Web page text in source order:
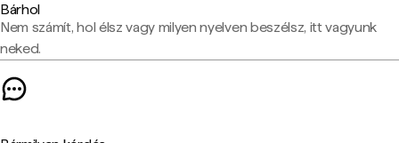
Bárhol
Nem számít, hol élsz vagy milyen nyelven beszélsz, itt vagyunk
neked.